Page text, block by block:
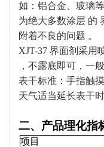
如：铝合金、玻璃
为绝大多数涂层 的
附着不良的问题 。
XJT-37 界面剂采用
，不露底即可，一
表干标准：手指触
天气适当延长表干
二、产品理化指
项目